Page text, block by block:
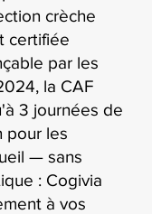
crèche
certifiée
par les
la CAF
3 journées de
pour les
— sans
: Cogivia
à vos